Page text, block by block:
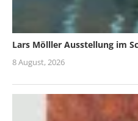
Lars Mölller Ausstellung im
8 August, 2026